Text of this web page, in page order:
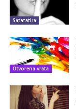
Satatatira
Otvorena vrata